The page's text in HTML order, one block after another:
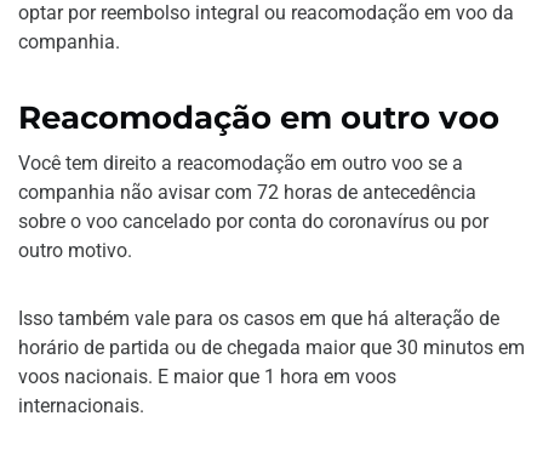
optar por reembolso integral ou reacomodação em voo da
companhia.
Reacomodação em outro voo
Você tem direito a reacomodação em outro voo se a
companhia não avisar com 72 horas de antecedência
sobre o voo cancelado por conta do coronavírus ou por
outro motivo.
Isso também vale para os casos em que há alteração de
horário de partida ou de chegada maior que 30 minutos em
voos nacionais. E maior que 1 hora em voos
internacionais.